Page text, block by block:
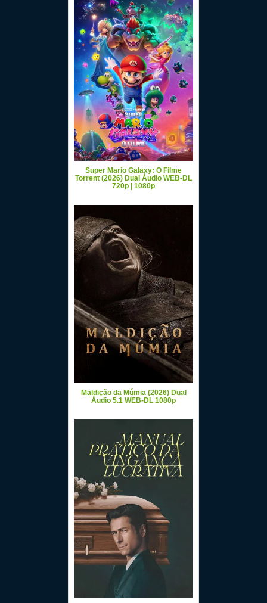
Super Mario Galaxy: O Filme
Torrent (2026) Dual Áudio WEB-DL
720p | 1080p
Maldição da Múmia (2026) Dual
Áudio 5.1 WEB-DL 1080p